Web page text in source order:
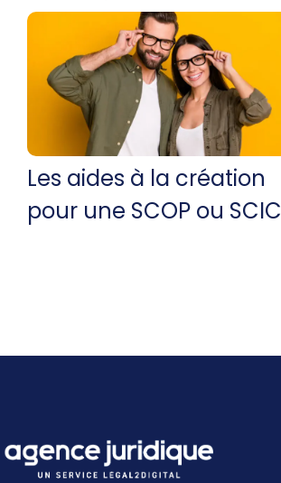
Les aides à la création
pour une SCOP ou SCIC